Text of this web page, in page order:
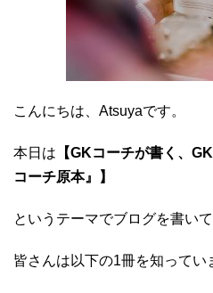
こんにちは、Atsuyaです。
本日は 【GKコーチが書く、
コーチ原本』】
というテーマでブログを書い
皆さんは以下の1冊を知ってい